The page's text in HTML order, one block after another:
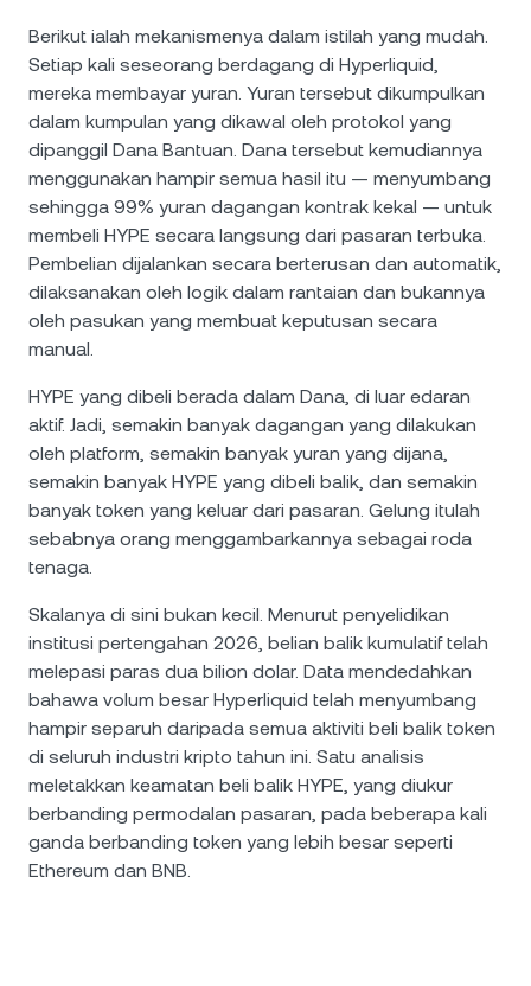
Berikut ialah mekanismenya dalam istilah yang mudah.
Setiap kali seseorang berdagang di Hyperliquid,
mereka membayar yuran. Yuran tersebut dikumpulkan
dalam kumpulan yang dikawal oleh protokol yang
dipanggil Dana Bantuan. Dana tersebut kemudiannya
menggunakan hampir semua hasil itu — menyumbang
sehingga 99% yuran dagangan kontrak kekal — untuk
membeli HYPE secara langsung dari pasaran terbuka.
Pembelian dijalankan secara berterusan dan automatik,
dilaksanakan oleh logik dalam rantaian dan bukannya
oleh pasukan yang membuat keputusan secara
manual.
HYPE yang dibeli berada dalam Dana, di luar edaran
aktif. Jadi, semakin banyak dagangan yang dilakukan
oleh platform, semakin banyak yuran yang dijana,
semakin banyak HYPE yang dibeli balik, dan semakin
banyak token yang keluar dari pasaran. Gelung itulah
sebabnya orang menggambarkannya sebagai roda
tenaga.
Skalanya di sini bukan kecil. Menurut penyelidikan
institusi pertengahan 2026, belian balik kumulatif telah
melepasi paras dua bilion dolar. Data mendedahkan
bahawa volum besar Hyperliquid telah menyumbang
hampir separuh daripada semua aktiviti beli balik token
di seluruh industri kripto tahun ini. Satu analisis
meletakkan keamatan beli balik HYPE, yang diukur
berbanding permodalan pasaran, pada beberapa kali
ganda berbanding token yang lebih besar seperti
Ethereum dan BNB.